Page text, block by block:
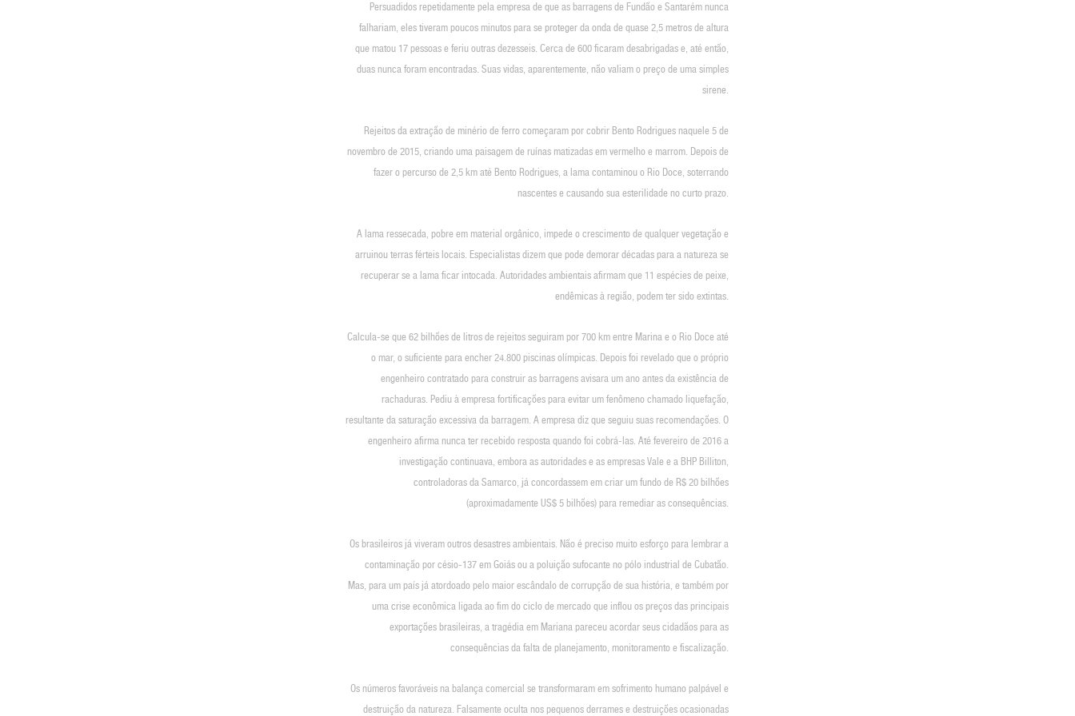
Persuadidos repetidamente pela empresa de que as barragens de Fundão e Santarém nunca
falhariam, eles tiveram poucos minutos para se proteger da onda de quase 2,5 metros de altura
que matou 17 pessoas e feriu outras dezesseis. Cerca de 600 ficaram desabrigadas e, até então,
duas nunca foram encontradas. Suas vidas, aparentemente, não valiam o preço de uma simples
sirene.
Rejeitos da extração de minério de ferro começaram por cobrir Bento Rodrigues naquele 5 de
novembro de 2015, criando uma paisagem de ruínas matizadas em vermelho e marrom. Depois de
fazer o percurso de 2,5 km até Bento Rodrigues, a lama contaminou o Rio Doce, soterrando
nascentes e causando sua esterilidade no curto prazo.
A lama ressecada, pobre em material orgânico, impede o crescimento de qualquer vegetação e
arruinou terras férteis locais. Especialistas dizem que pode demorar décadas para a natureza se
recuperar se a lama ficar intocada. Autoridades ambientais afirmam que 11 espécies de peixe,
endêmicas à região, podem ter sido extintas.
Calcula-se que 62 bilhões de litros de rejeitos seguiram por 700 km entre Marina e o Rio Doce até
o mar, o suficiente para encher 24.800 piscinas olímpicas. Depois foi revelado que o próprio
engenheiro contratado para construir as barragens avisara um ano antes da existência de
rachaduras. Pediu à empresa fortificações para evitar um fenômeno chamado liquefação,
resultante da saturação excessiva da barragem. A empresa diz que seguiu suas recomendações. O
engenheiro afirma nunca ter recebido resposta quando foi cobrá-las. Até fevereiro de 2016 a
investigação continuava, embora as autoridades e as empresas Vale e a BHP Billiton,
controladoras da Samarco, já concordassem em criar um fundo de R$ 20 bilhões
(aproximadamente US$ 5 bilhões) para remediar as consequências.
Os brasileiros já viveram outros desastres ambientais. Não é preciso muito esforço para lembrar a
contaminação por césio-137 em Goiás ou a poluição sufocante no pólo industrial de Cubatão.
Mas, para um país já atordoado pelo maior escândalo de corrupção de sua história, e também por
uma crise econômica ligada ao fim do ciclo de mercado que inflou os preços das principais
exportações brasileiras, a tragédia em Mariana pareceu acordar seus cidadãos para as
consequências da falta de planejamento, monitoramento e fiscalização.
Os números favoráveis na balança comercial se transformaram em sofrimento humano palpável e
destruição da natureza. Falsamente oculta nos pequenos derrames e destruições ocasionadas